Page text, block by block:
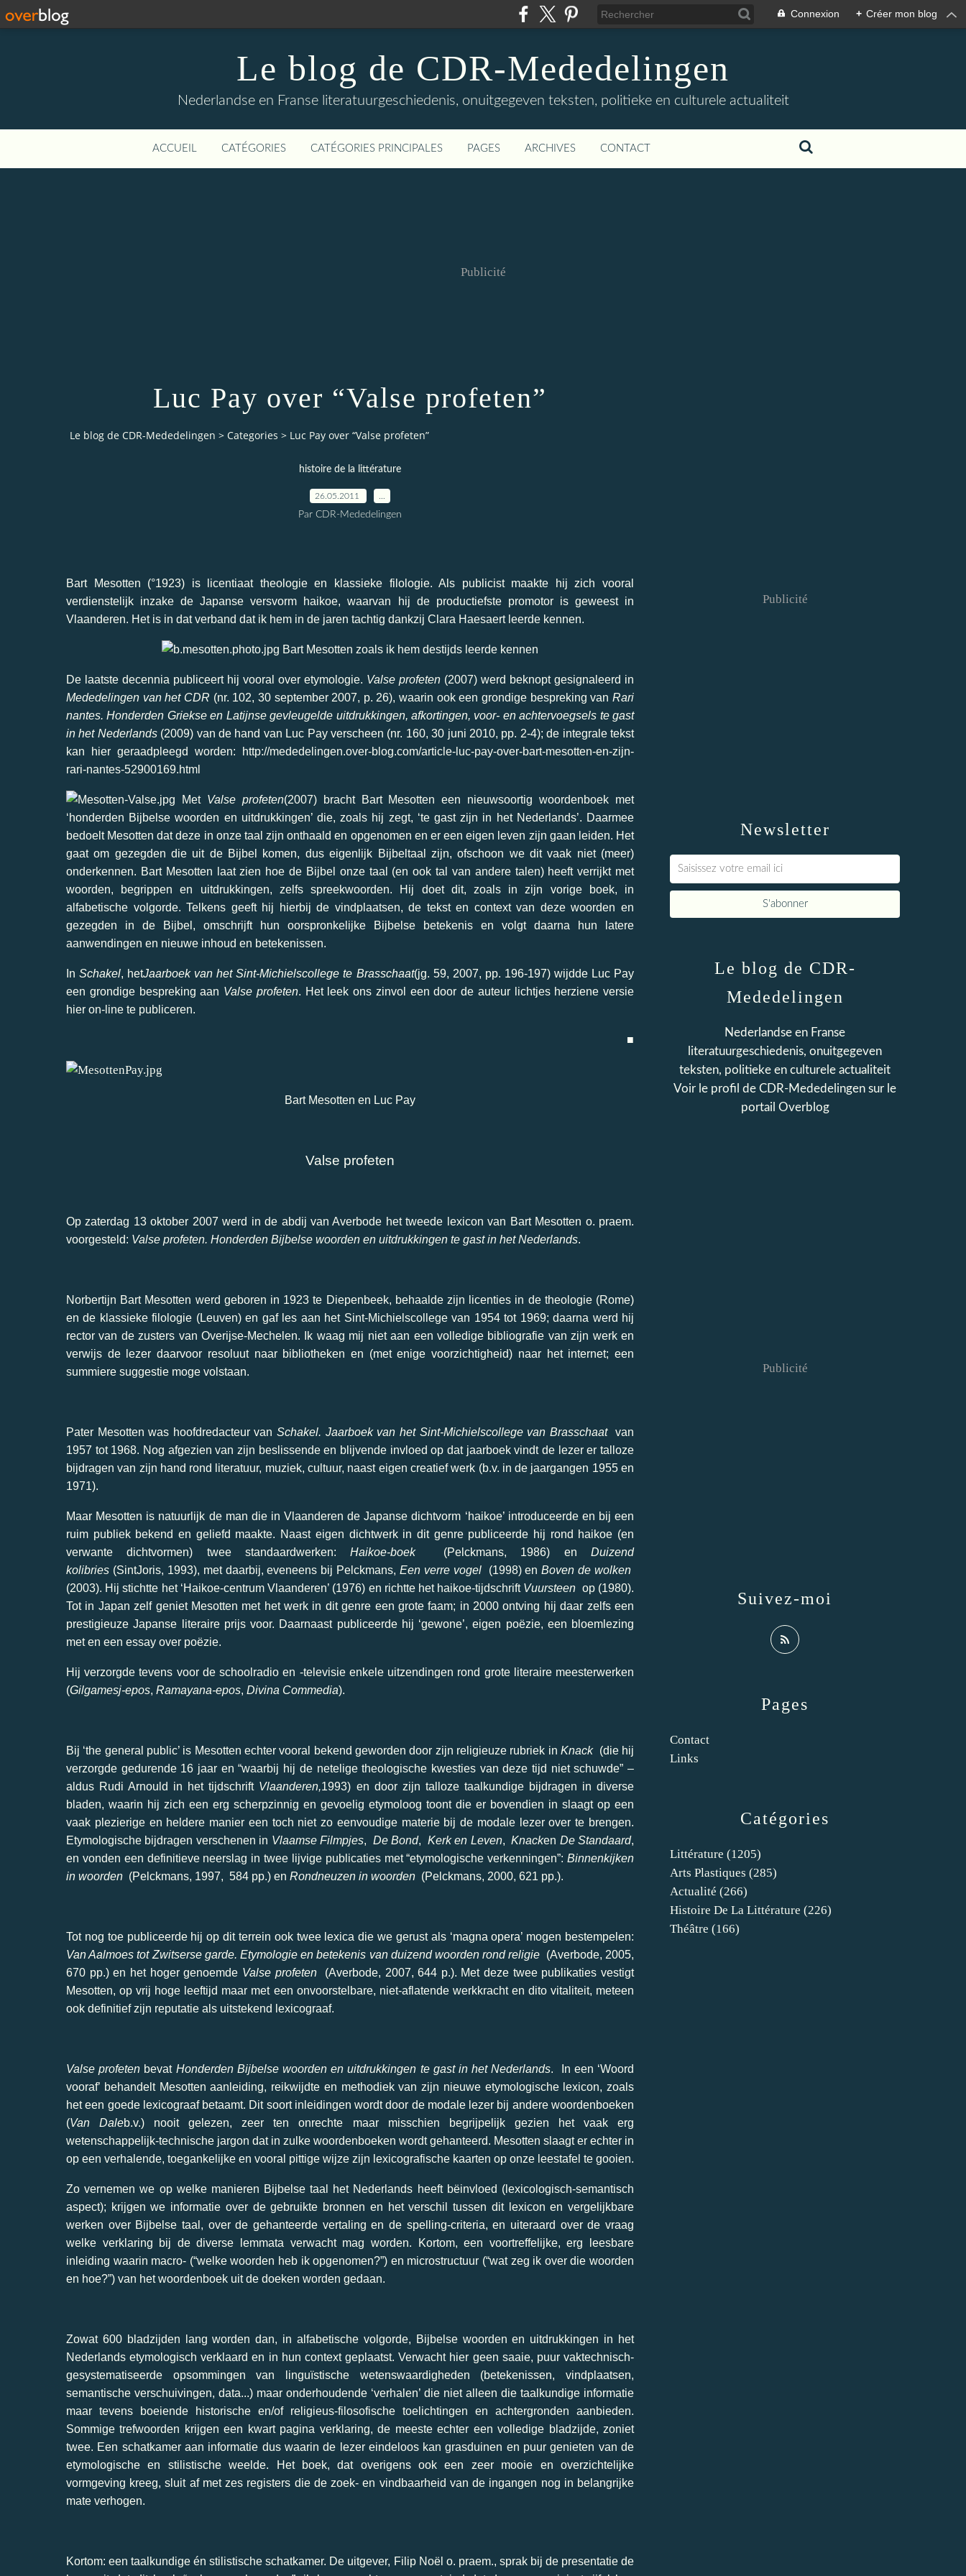
Connexion + Créer mon blog
Le blog de CDR-Mededelingen
Nederlandse en Franse literatuurgeschiedenis, onuitgegeven teksten, politieke en culturele actualiteit
ACCUEIL CATÉGORIES CATÉGORIES PRINCIPALES PAGES ARCHIVES CONTACT
Publicité
Luc Pay over “Valse profeten”
Le blog de CDR-Mededelingen > Categories > Luc Pay over “Valse profeten”
histoire de la littérature
26.05.2011
Par CDR-Mededelingen
Bart Mesotten (°1923) is licentiaat theologie en klassieke filologie. Als publicist maakte hij zich vooral
verdienstelijk inzake de Japanse versvorm haikoe, waarvan hij de productiefste promotor is geweest in
Vlaanderen. Het is in dat verband dat ik hem in de jaren tachtig dankzij Clara Haesaert leerde kennen.
Bart Mesotten zoals ik hem destijds leerde kennen
De laatste decennia publiceert hij vooral over etymologie. Valse profeten (2007) werd beknopt gesignaleerd in
Mededelingen van het CDR (nr. 102, 30 september 2007, p. 26), waarin ook een grondige bespreking vanRari
nantes. Honderden Griekse en Latijnse gevleugelde uitdrukkingen, afkortingen, voor- en achtervoegsels te gast
in het Nederlands(2009) van de hand van Luc Pay verscheen (nr. 160, 30 juni 2010, pp. 2-4); de integrale tekst
kan hier geraadpleegd worden:
http://mededelingen.over-blog.com/article-luc-pay-over-bart-mesotten-en-zijn-
rari-nantes-52900169.html
Met Valse profeten(2007) bracht Bart Mesotten een nieuwsoortig woordenboek met
‘honderden Bijbelse woorden en uitdrukkingen’ die, zoals hij zegt, ‘te gast zijn in het Nederlands’. Daarmee
bedoelt Mesotten dat deze in onze taal zijn onthaald en opgenomen en er een eigen leven zijn gaan leiden. Het
gaat om gezegden die uit de Bijbel komen, dus eigenlijk Bijbeltaal zijn, ofschoon we dit vaak niet (meer)
onderkennen. Bart Mesotten laat zien hoe de Bijbel onze taal (en ook tal van andere talen) heeft verrijkt met
woorden, begrippen en uitdrukkingen, zelfs spreekwoorden. Hij doet dit, zoals in zijn vorige boek, in
alfabetische volgorde. Telkens geeft hij hierbij de vindplaatsen, de tekst en context van deze woorden en
gezegden in de Bijbel, omschrijft hun oorspronkelijke Bijbelse betekenis en volgt daarna hun latere
aanwendingen en nieuwe inhoud en betekenissen.
In Schakel, hetJaarboek van het Sint-Michielscollege te Brasschaat(jg. 59, 2007, pp. 196-197) wijdde Luc Pay
een grondige bespreking aan Valse profeten. Het leek ons zinvol een door de auteur lichtjes herziene versie
hier on-line te publiceren.
■
Bart Mesotten en Luc Pay
Valse profeten
Op zaterdag 13 oktober 2007 werd in de abdij van Averbode het tweede lexicon van Bart Mesotten o. praem.
voorgesteld: Valse profeten. Honderden Bijbelse woorden en uitdrukkingen te gast in het Nederlands.
Norbertijn Bart Mesotten werd geboren in 1923 te Diepenbeek, behaalde zijn licenties in de theologie (Rome)
en de klassieke filologie (Leuven) en gaf les aan het Sint-Michielscollege van 1954 tot 1969; daarna werd hij
rector van de zusters van Overijse-Mechelen. Ik waag mij niet aan een volledige bibliografie van zijn werk en
verwijs de lezer daarvoor resoluut naar bibliotheken en (met enige voorzichtigheid) naar het internet; een
summiere suggestie moge volstaan.
Pater Mesotten was hoofdredacteur van Schakel. Jaarboek van het Sint-Michielscollege van Brasschaatvan
1957 tot 1968. Nog afgezien van zijn beslissende en blijvende invloed op dat jaarboek vindt de lezer er talloze
bijdragen van zijn hand rond literatuur, muziek, cultuur, naast eigen creatief werk (b.v. in de jaargangen 1955 en
1971).
Maar Mesotten is natuurlijk de man die in Vlaanderen de Japanse dichtvorm ‘haikoe’ introduceerde en bij een
ruim publiek bekend en geliefd maakte. Naast eigen dichtwerk in dit genre publiceerde hij rond haikoe (en
verwante dichtvormen) twee standaardwerken:
Haikoe-boek(Pelckmans, 1986) en
Duizend
kolibries (SintJoris, 1993), met daarbij, eveneens bij Pelckmans, Een verre vogel(1998) en Boven de wolken
(2003). Hij stichtte het ‘Haikoe-centrum Vlaanderen’ (1976) en richtte het haikoe-tijdschrift Vuursteen op (1980).
Tot in Japan zelf geniet Mesotten met het werk in dit genre een grote faam; in 2000 ontving hij daar zelfs een
prestigieuze Japanse literaire prijs voor. Daarnaast publiceerde hij ‘gewone’, eigen poëzie, een bloemlezing
met en een essay over poëzie.
Hij verzorgde tevens voor de schoolradio en -televisie enkele uitzendingen rond grote literaire meesterwerken
(Gilgamesj-epos, Ramayana-epos, Divina Commedia).
Bij ‘the general public’ is Mesotten echter vooral bekend geworden door zijn religieuze rubriek in Knack (die hij
verzorgde gedurende 16 jaar en “waarbij hij de netelige theologische kwesties van deze tijd niet schuwde” –
aldus Rudi Arnould in het tijdschrift Vlaanderen,1993) en door zijn talloze taalkundige bijdragen in diverse
bladen, waarin hij zich een erg scherpzinnig en gevoelig etymoloog toont die er bovendien in slaagt op een
vaak plezierige en heldere manier een toch niet zo eenvoudige materie bij de modale lezer over te brengen.
Etymologische bijdragen verschenen in Vlaamse Filmpjes, De Bond, Kerk en Leven, Knacken De Standaard,
en vonden een definitieve neerslag in twee lijvige publicaties met “etymologische verkenningen”: Binnenkijken
in woorden (Pelckmans, 1997, 584 pp.) en Rondneuzen in woorden (Pelckmans, 2000, 621 pp.).
Tot nog toe publiceerde hij op dit terrein ook twee lexica die we gerust als ‘magna opera’ mogen bestempelen:
Van Aalmoes tot Zwitserse garde. Etymologie en betekenis van duizend woorden rond religie (Averbode, 2005,
670 pp.) en het hoger genoemde Valse profeten
(Averbode, 2007, 644 p.). Met deze twee publikaties vestigt
Mesotten, op vrij hoge leeftijd maar met een onvoorstelbare, niet-aflatende werkkracht en dito vitaliteit, meteen
ook definitief zijn reputatie als uitstekend lexicograaf.
Valse profeten bevat Honderden Bijbelse woorden en uitdrukkingen te gast in het Nederlands. In een ‘Woord
vooraf’ behandelt Mesotten aanleiding, reikwijdte en methodiek van zijn nieuwe etymologische lexicon, zoals
het een goede lexicograaf betaamt. Dit soort inleidingen wordt door de modale lezer bij andere woordenboeken
(Van Daleb.v.) nooit gelezen, zeer ten onrechte maar misschien begrijpelijk gezien het vaak erg
wetenschappelijk-technische jargon dat in zulke woordenboeken wordt gehanteerd. Mesotten slaagt er echter in
op een verhalende, toegankelijke en vooral pittige wijze zijn lexicografische kaarten op onze leestafel te gooien.
Zo vernemen we op welke manieren Bijbelse taal het Nederlands heeft bëinvloed (lexicologisch-semantisch
aspect); krijgen we informatie over de gebruikte bronnen en het verschil tussen dit lexicon en vergelijkbare
werken over Bijbelse taal, over de gehanteerde vertaling en de spelling-criteria, en uiteraard over de vraag
welke verklaring bij de diverse lemmata verwacht mag worden. Kortom, een voortreffelijke, erg leesbare
inleiding waarin macro- (“welke woorden heb ik opgenomen?”) en microstructuur (“wat zeg ik over die woorden
en hoe?”) van het woordenboek uit de doeken worden gedaan.
Zowat 600 bladzijden lang worden dan, in alfabetische volgorde, Bijbelse woorden en uitdrukkingen in het
Nederlands etymologisch verklaard en in hun context geplaatst. Verwacht hier geen saaie, puur vaktechnisch-
gesystematiseerde opsommingen van linguïstische wetenswaardigheden (betekenissen, vindplaatsen,
semantische verschuivingen, data...) maar onderhoudende ‘verhalen’ die niet alleen die taalkundige informatie
maar tevens boeiende historische en/of religieus-filosofische toelichtingen en achtergronden aanbieden.
Sommige trefwoorden krijgen een kwart pagina verklaring, de meeste echter een volledige bladzijde, zoniet
twee. Een schatkamer aan informatie dus waarin de lezer eindeloos kan grasduinen en puur genieten van de
etymologische en stilistische weelde. Het boek, dat overigens ook een zeer mooie en overzichtelijke
vormgeving kreeg, sluit af met zes registers die de zoek- en vindbaarheid van de ingangen nog in belangrijke
mate verhogen.
Kortom: een taalkundige én stilistische schatkamer. De uitgever, Filip Noël o. praem., sprak bij de presentatie de
Newsletter
Publicité
Catégories
Littérature (1205)
Arts Plastiques (285)
Actualité (266)
Histoire De La Littérature (226)
Théâtre (166)
Pages
Contact
Links
Le blog de CDR-
Mededelingen
Nederlandse en Franse
literatuurgeschiedenis, onuitgegeven
teksten, politieke en culturele actualiteit
Voir le profil de CDR-Mededelingen sur le
portail Overblog
Suivez-moi
Publicité